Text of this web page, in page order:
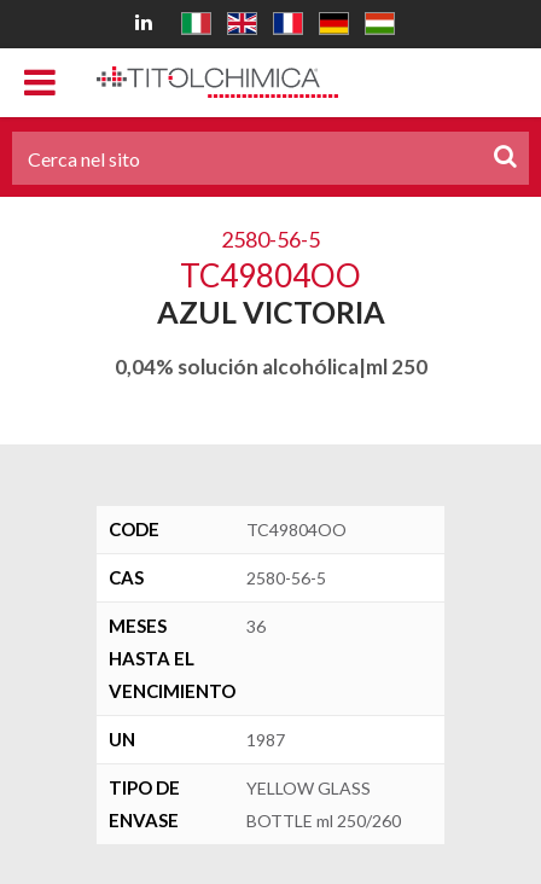
2580-56-5
TC49804OO
AZUL VICTORIA
0,04% solución alcohólica|ml 250
CODE TC49804OO
CAS 2580-56-5
MESES
HASTA EL
VENCIMIENTO
36
UN 1987
TIPO DE
ENVASE
YELLOW GLASS
BOTTLE ml 250/260